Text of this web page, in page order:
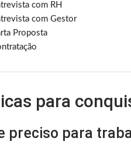
com RH
com Gestor
Proposta
para
preciso para